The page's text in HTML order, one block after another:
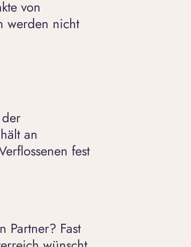
von
werden nicht
an
fest
Partner? Fast